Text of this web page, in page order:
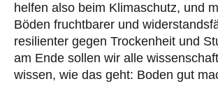
helfen also beim Klimaschutz, und
Böden fruchtbarer und
resilienter gegen Trockenheit und
am Ende sollen wir alle
wissen, wie das geht: Boden gut